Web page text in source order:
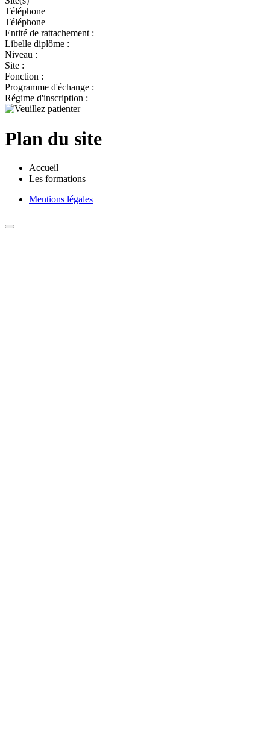
Téléphone
Téléphone
Entité de rattachement :
Libelle diplôme :
Niveau :
Site :
Fonction :
Programme d'échange :
Régime d'inscription :
Plan du site
Accueil
Les formations
Mentions légales